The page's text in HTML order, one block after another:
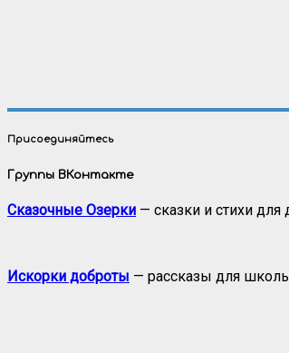
Присоединяйтесь
Группы ВКонтакте
Сказочные Озерки — сказки и стихи для
Искорки доброты — рассказы для